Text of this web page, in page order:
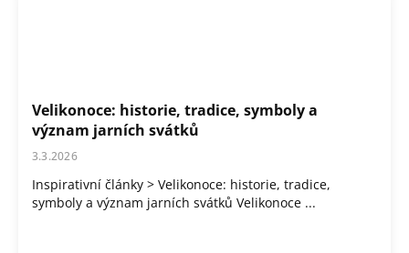
Velikonoce: historie, tradice, symboly a
význam jarních svátků
3.3.2026
Inspirativní články > Velikonoce: historie, tradice,
symboly a význam jarních svátků Velikonoce ...